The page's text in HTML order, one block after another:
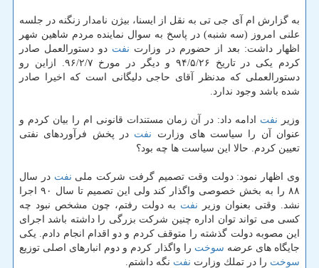
به گزارش ام آی جی تی به نقل از ایسنا، بیژن نامدار زنگنه در جلسه
علنی امروز (سه شنبه) در پاسخ به سوال نماینده مردم شاهین شهر
اظهار داشت: بعد از حضورم در وزارت نفت دو دستورالعمل صادر
كردم یكی در تاریخ ۹۴/۵/۲۶ و دیگر در مورخ ۹۶/۲/۷. ازاین رو
دستورالعملی كه مدنظر آقای حاجی دلیگانی است كه اخیرا صادر
شده باشد وجود ندارد.
وزیر نفت ادامه داد: در آن زمان مستندات قانونی ام را بیان كردم و
عنوان آن را سیاست های وزارت نفت در پخش فرآوردهای نفتی
تعیین كردم. حالا این سیاست ها چه بود؟
وی اظهار نمود: دولت وقت تصمیم گرفت شركت ملی نفت در سال
۸۸ را به بخش خصوصی واگذار كند ولی این تصمیم تا سال ۹۰ اجرا
نشد. وقتی بعنوان وزیر نفت به دولت رفتم، چون مشخص نبود چه
كسی می تواند توان اداره چنین شركت بزرگی را داشته باشد اجرای
این مصوبه دولت گذشته را متوقف كردم و دو اقدام انجام دادم. یكی
جایگاه های عرضه سوخت را واگذار كردم و دوم انبارهای اصلی توزیع
سوخت را در تملك وزارت نفت نگه داشتم.